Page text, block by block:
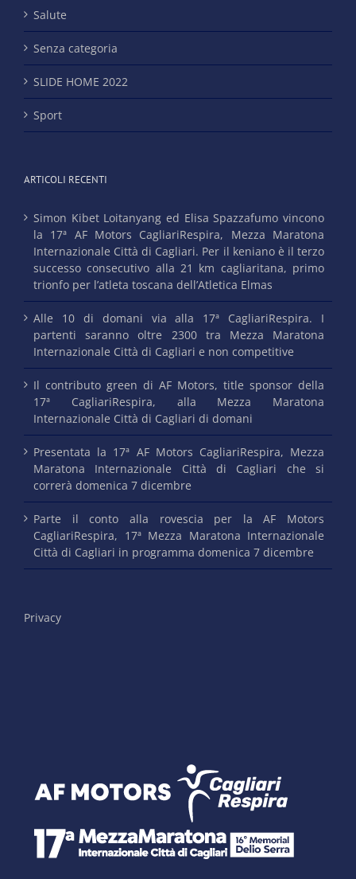
Salute
Senza categoria
SLIDE HOME 2022
Sport
ARTICOLI RECENTI
Simon Kibet Loitanyang ed Elisa Spazzafumo vincono
la 17ª AF Motors CagliariRespira, Mezza Maratona
Internazionale Città di Cagliari. Per il keniano è il terzo
successo consecutivo alla 21 km cagliaritana, primo
trionfo per l’atleta toscana dell’Atletica Elmas
Alle 10 di domani via alla 17ª CagliariRespira. I
partenti saranno oltre 2300 tra Mezza Maratona
Internazionale Città di Cagliari e non competitive
Il contributo green di AF Motors, title sponsor della
17ª CagliariRespira, alla Mezza Maratona
Internazionale Città di Cagliari di domani
Presentata la 17ª AF Motors CagliariRespira, Mezza
Maratona Internazionale Città di Cagliari che si
correrà domenica 7 dicembre
Parte il conto alla rovescia per la AF Motors
CagliariRespira, 17ª Mezza Maratona Internazionale
Città di Cagliari in programma domenica 7 dicembre
Privacy